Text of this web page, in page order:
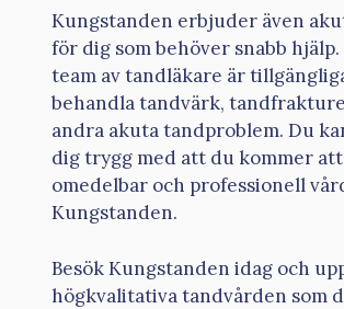
Kungstanden erbjuder även
för dig som behöver snabb hjälp.
team av tandläkare är
behandla tandvärk,
andra akuta tandproblem. Du
dig trygg med att du kommer
omedelbar och professionell
Kungstanden.
Besök Kungstanden idag och
högkvalitativa tandvården som